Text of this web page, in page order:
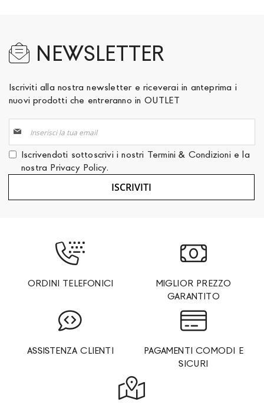
NEWSLETTER
Iscriviti alla nostra newsletter e riceverai in anteprima i
nuovi prodotti che entreranno in OUTLET
alla
nostra
Newsletter:
Iscrivendoti sottoscrivi i nostri Termini & Condizioni e la
nostra Privacy Policy.
ISCRIVITI
ORDINI TELEFONICI
MIGLIOR PREZZO
GARANTITO
ASSISTENZA CLIENTI
PAGAMENTI COMODI E
SICURI